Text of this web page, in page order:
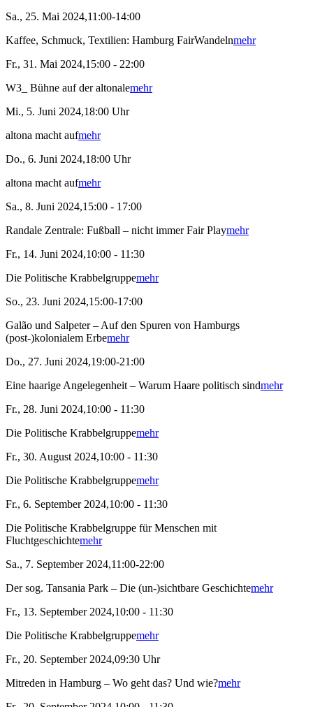
Sa., 25. Mai 2024,11:00-14:00
Kaffee, Schmuck, Textilien: Hamburg FairWandelnmehr
Fr., 31. Mai 2024,15:00 - 22:00
W3_ Bühne auf der altonalemehr
Mi., 5. Juni 2024,18:00 Uhr
altona macht aufmehr
Do., 6. Juni 2024,18:00 Uhr
altona macht aufmehr
Sa., 8. Juni 2024,15:00 - 17:00
Randale Zentrale: Fußball – nicht immer Fair Playmehr
Fr., 14. Juni 2024,10:00 - 11:30
Die Politische Krabbelgruppemehr
So., 23. Juni 2024,15:00-17:00
Galão und Salpeter – Auf den Spuren von Hamburgs
(post-)kolonialem Erbemehr
Do., 27. Juni 2024,19:00-21:00
Eine haarige Angelegenheit – Warum Haare politisch sindmehr
Fr., 28. Juni 2024,10:00 - 11:30
Die Politische Krabbelgruppemehr
Fr., 30. August 2024,10:00 - 11:30
Die Politische Krabbelgruppemehr
Fr., 6. September 2024,10:00 - 11:30
Die Politische Krabbelgruppe für Menschen mit
Fluchtgeschichtemehr
Sa., 7. September 2024,11:00-22:00
Der sog. Tansania Park – Die (un-)sichtbare Geschichtemehr
Fr., 13. September 2024,10:00 - 11:30
Die Politische Krabbelgruppemehr
Fr., 20. September 2024,09:30 Uhr
Mitreden in Hamburg – Wo geht das? Und wie?mehr